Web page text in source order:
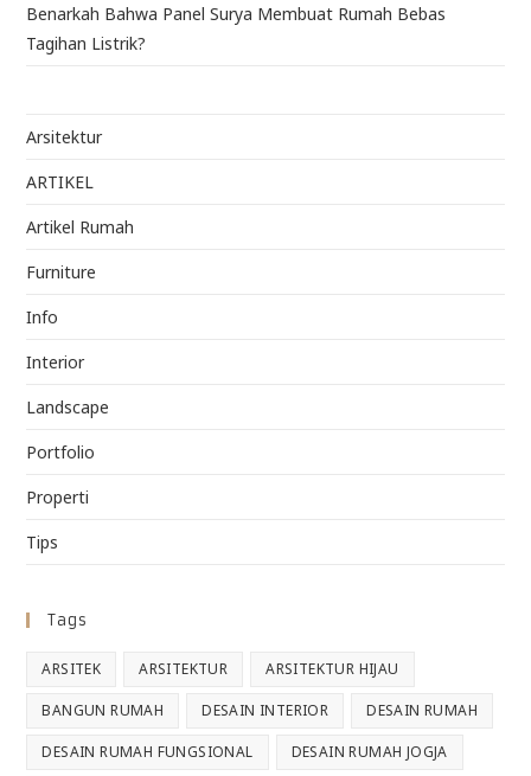
Benarkah Bahwa Panel Surya Membuat Rumah Bebas
Tagihan Listrik?
Arsitektur
ARTIKEL
Artikel Rumah
Furniture
Info
Interior
Landscape
Portfolio
Properti
Tips
Tags
ARSITEK ARSITEKTUR ARSITEKTUR HIJAU
BANGUN RUMAH DESAIN INTERIOR DESAIN RUMAH
DESAIN RUMAH FUNGSIONAL DESAIN RUMAH JOGJA